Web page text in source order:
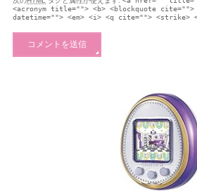
<acronym title=""> <b> <blockquote cite="">
datetime=""> <em> <i> <q cite=""> <strike>